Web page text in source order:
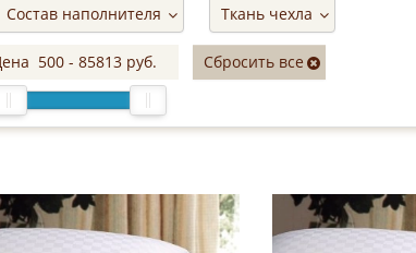
Состав наполнителя Ткань чехла
500 - 85813 руб. Сбросить все